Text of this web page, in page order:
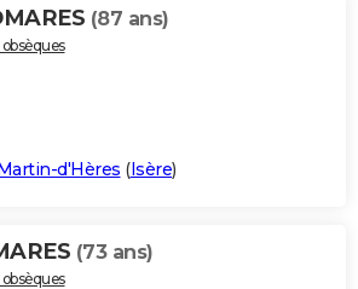
(87 ans)
d'Hères (Isère)
(73 ans)